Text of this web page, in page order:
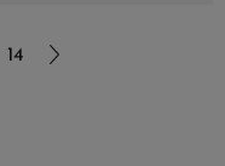
14